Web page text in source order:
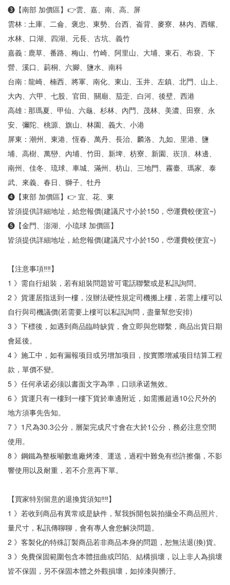
❸【南部 加價區】👉雲、嘉、南、高、屏
雲林 : 土庫、二侖、褒忠、東勢、台西、崙背、麥寮、林內、西螺、
水林、口湖、四湖、元長、古坑、義竹
嘉義 : 鹿草、番路、梅山、竹崎、阿里山、大埔、東石、布袋、下
營、溪口、莿桐、六腳、鹽水、南科
台南 : 龍崎、楠西、將軍、南化、東山、玉井、左鎮、北門、山上、
大內、六甲、七股、官田、關廟、茄萣、白河、後壁、西港
高雄 : 那瑪夏、甲仙、六龜、杉林、內門、茂林、美濃、田寮、永
安、彌陀、桃源、旗山、林園、義大、小港
屏東：潮州、東港、恆春、萬丹、長治、麟洛、九如、里港、鹽
埔、高樹、萬巒、內埔、竹田、新埤、枋寮、新園、崁頂、林邊、
南州、佳冬、琉球、車城、滿州、枋山、三地門、霧臺、瑪家、泰
武、來義、春日、獅子、牡丹
❹【東部 加價區】👉 宜、花、東
皆須提供詳細地址，給您報價(建議尺寸小於150，🥹運費較便宜~)
❺【金門、澎湖、小琉球 加價區】
皆須提供詳細地址，給您報價(建議尺寸小於150，🥹運費較便宜~)
【注意事項‼‼】
1 》需自行組裝，若有組裝問題皆可電話聯繫或是私訊詢問。
2 》貨運居指送到一樓，沒辦法硬性規定司機搬上樓，若需上樓可以
自行與司機議價(若需要上樓可以私訊詢問，盡量幫您安排)
3 》下標後，如遇到商品臨時缺貨，會立即與您聯繫，商品出貨日期
會延後。
4 》施工中，如有漏報项目或另增加项目，按實際增减项目结算工程
款，單價不變。
5 》任何承诺必须以書面文字為準，口頭承诺無效。
6 》貨運只有一樓到一樓下貨於車邊附近，如需搬超過10公尺外的
地方須事先告知。
7 》1尺為30.3公分，層架完成尺寸會在大於1公分，務必注意空間
使用。
8 》鋼鐵為整板噸數進廠烤漆、運送，過程中難免有些許擦傷，不影
響使用以及耐重，若不介意再下單。
【買家特別留意的退換貨須知‼‼】
1 》若收到商品有異常或是缺件，幫我拆開包裝拍攝全不商品照片、
量尺寸，私訊傳聊聊，會有專人會您解決問題。
2 》客製化的特殊訂製商品若非商品本身的問題，恕無法退(換)貨。
3 》免費保固範圍包含本體扭曲或凹陷、結構損壞，以上非人為損壞
皆不保固，另不保固本體之外觀損壞，如掉漆與髒汙。